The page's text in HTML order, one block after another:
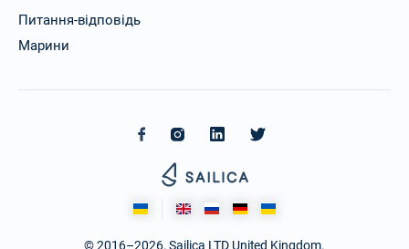
Питання-відповідь
Марини
© 2016–2026. Sailica LTD United Kingdom.